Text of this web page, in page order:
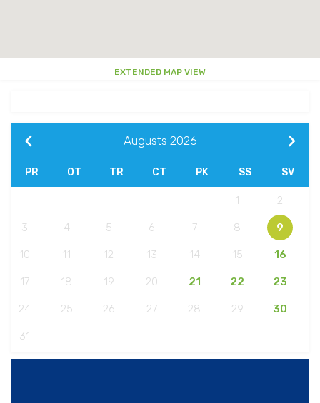
EXTENDED MAP VIEW
Augusts 2026
PR OT TR CT PK SS SV
1 2
3 4 5 6 7 8 9
10 11 12 13 14 15 16
17 18 19 20 21 22 23
24 25 26 27 28 29 30
31